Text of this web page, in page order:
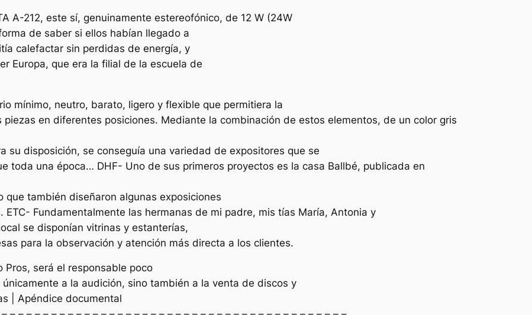
A-212, este sí, genuinamente estereofónico, de 12 W (24W
de saber si ellos habían llegado a
calefactar sin perdidas de energía, y
Europa, que era la filial de la escuela de
mínimo, neutro, barato, ligero y flexible que permitiera la
en diferentes posiciones. Mediante la combinación de estos elementos, de un color gris
su disposición, se conseguía una variedad de expositores que se
toda una época… DHF- Uno de sus primeros proyectos es la casa Ballbé, publicada en
también diseñaron algunas exposiciones
ETC- Fundamentalmente las hermanas de mi padre, mis tías María, Antonia y
se disponían vitrinas y estanterías,
para la observación y atención más directa a los clientes.
Pros, será el responsable poco
a la audición, sino también a la venta de discos y
| Apéndice documental